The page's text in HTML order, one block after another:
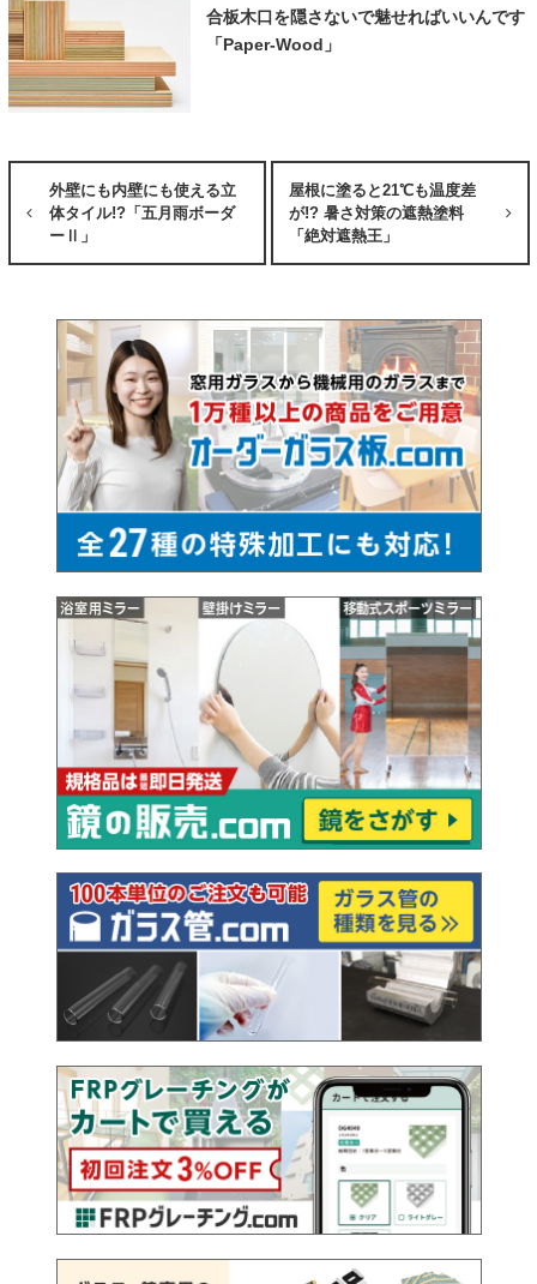
合板木口を隠さないで魅せればいいんです
「Paper-Wood」
外壁にも内壁にも使える立
体タイル!?「五月雨ボーダ
ーⅡ」
屋根に塗ると21℃も温度差
が!? 暑さ対策の遮熱塗料
「絶対遮熱王」